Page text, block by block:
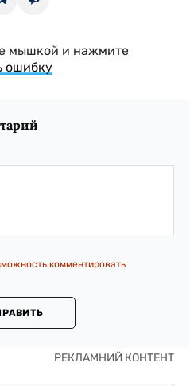
мышкой и нажмите
ошибку
комментировать